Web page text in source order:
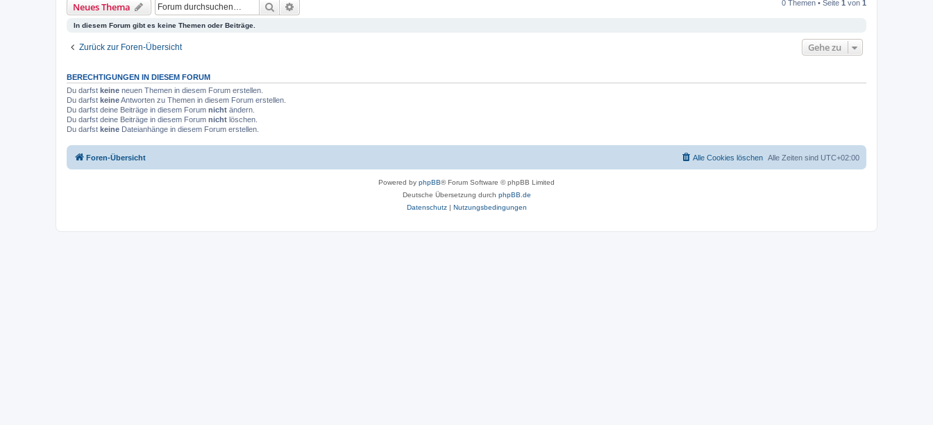
Neues Thema Suche 0 Themen • Seite 1 von 1
In diesem Forum gibt es keine Themen oder Beiträge.
Zurück zur Foren-Übersicht Gehe zu
BERECHTIGUNGEN IN DIESEM FORUM
Du darfst keine neuen Themen in diesem Forum erstellen.
Du darfst keineAntworten zu Themen in diesem Forum erstellen.
Du darfst deine Beiträge in diesem Forum nicht ändern.
Du darfst deine Beiträge in diesem Forum nicht löschen.
Du darfst keine Dateianhänge in diesem Forum erstellen.
Foren-Übersicht Alle Zeiten sind UTC+02:00
Alle Cookies löschen
Powered by phpBB® Forum Software © phpBB Limited
Deutsche Übersetzung durch phpBB.de
Datenschutz| Nutzungsbedingungen